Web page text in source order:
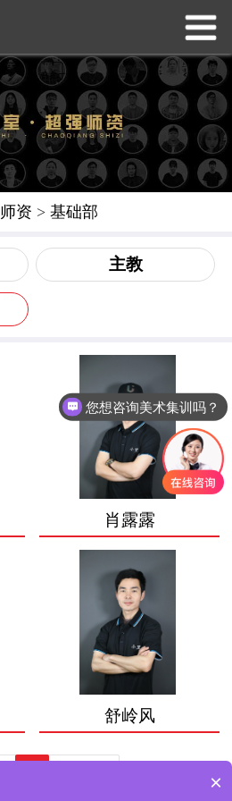
师资 >基础部
主教
肖露露
舒岭风
您想咨询美术集训吗？
×